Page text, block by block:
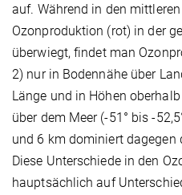
auf. Während in den
Ozonproduktion (rot) in der
überwiegt, findet man
2) nur in Bodennähe über
Länge und in Höhen
über dem Meer (-51° bis -
und 6 km dominiert dagegen
Diese Unterschiede in den
hauptsächlich auf